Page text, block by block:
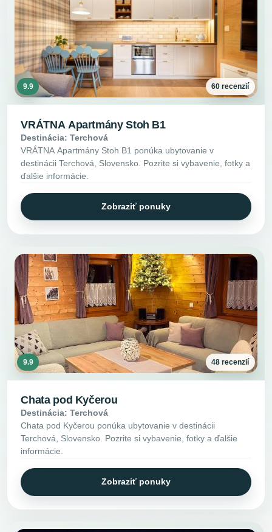
9.9 60 recenzií
VRÁTNA Apartmány Stoh B1
Destinácia: Terchová
VRÁTNA Apartmány Stoh B1 ponúka ubytovanie v
destinácii Terchová, Slovensko. Pozrite si vybavenie, fotky a
ďalšie informácie.
Zobraziť ponuky
9.9 48 recenzií
Chata pod Kyčerou
Destinácia: Terchová
Chata pod Kyčerou ponúka ubytovanie v destinácii
Terchová, Slovensko. Pozrite si vybavenie, fotky a ďalšie
informácie.
Zobraziť ponuky